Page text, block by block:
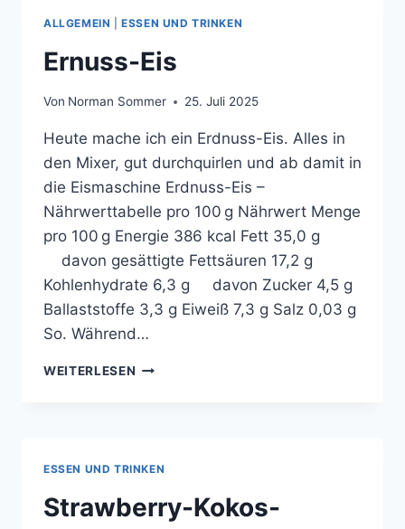
ALLGEMEIN |ESSEN UND TRINKEN
Ernuss-Eis
Von Norman Sommer 25. Juli 2025
Heute mache ich ein Erdnuss-Eis. Alles in
den Mixer, gut durchquirlen und ab damit in
die Eismaschine Erdnuss-Eis –
Nährwerttabelle pro 100 g Nährwert Menge
pro 100 g Energie 386 kcal Fett 35,0 g
davon gesättigte Fettsäuren 17,2 g
Kohlenhydrate 6,3 g davon Zucker 4,5 g
Ballaststoffe 3,3 g Eiweiß 7,3 g Salz 0,03 g
So. Während…
WEITERLESEN ERNUSS-
ESSEN UND TRINKEN
Strawberry-Kokos-